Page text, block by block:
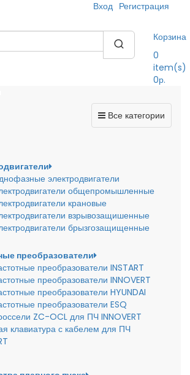
Вход Регистрация
Корзина
0
item(s)
0р.
Все категории
электродвигатели
общепромышленные
крановые
взрывозащишенные
брызгозащищенные
преобразователи
преобразователи INSTART
преобразователи INNOVERT
преобразователи HYUNDAI
преобразователи ESQ
ZC-OCL для ПЧ INNOVERT
клавиатура с кабелем для ПЧ